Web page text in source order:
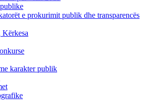
e prokurimit publik dhe transparencës
Kërkesa
karakter publik